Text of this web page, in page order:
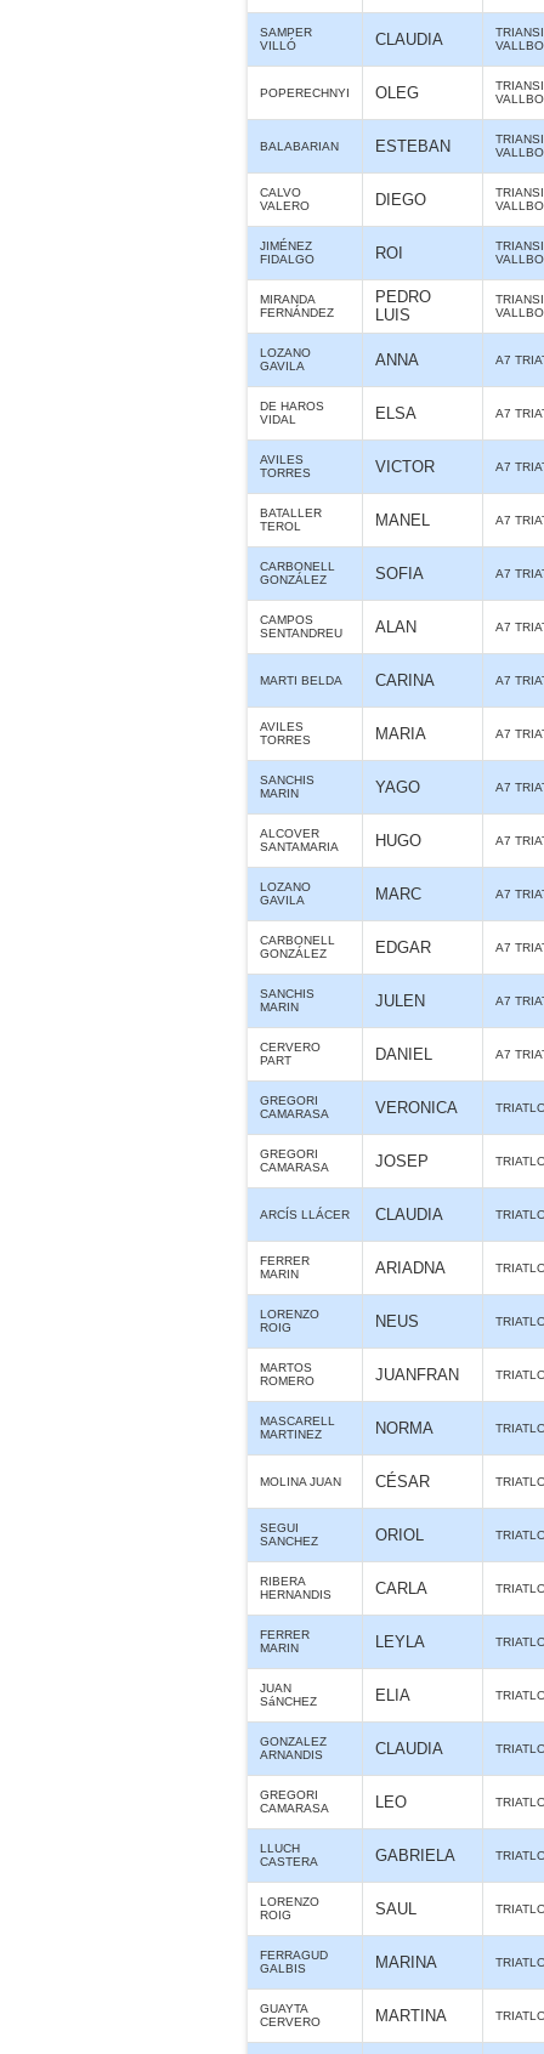
SAMPER
VILLÓ
CLAUDIA
POPERECHNYI OLEG
BALABARIAN ESTEBAN
CALVO
VALERO
DIEGO
JIMÉNEZ
FIDALGO
ROI
MIRANDA
FERNÁNDEZ
PEDRO
LUIS
LOZANO
GAVILA
ANNA A7
DE HAROS
VIDAL
ELSA A7
AVILES
TORRES
VICTOR A7
BATALLER
TEROL
MANEL A7
CARBONELL
GONZÁLEZ
SOFIA A7
CAMPOS
SENTANDREU
ALAN A7
MARTI BELDA CARINA A7
AVILES
TORRES
MARIA A7
SANCHIS
MARIN
YAGO A7
ALCOVER
SANTAMARIA
HUGO A7
LOZANO
GAVILA
MARC A7
CARBONELL
GONZÁLEZ
EDGAR A7
SANCHIS
MARIN
JULEN A7
CERVERO
PART
DANIEL A7
GREGORI
CAMARASA
VERONICA
GREGORI
CAMARASA
JOSEP
ARCÍS LLÁCER CLAUDIA
FERRER
MARIN
ARIADNA
LORENZO
ROIG
NEUS
MARTOS
ROMERO
JUANFRAN
MASCARELL
MARTINEZ
NORMA
MOLINA JUAN CÉSAR
SEGUI
SANCHEZ
ORIOL
RIBERA
HERNANDIS
CARLA
FERRER
MARIN
LEYLA
JUAN
SáNCHEZ
ELIA
GONZALEZ
ARNANDIS
CLAUDIA
GREGORI
CAMARASA
LEO
LLUCH
CASTERA
GABRIELA
LORENZO
ROIG
SAUL
FERRAGUD
GALBIS
MARINA
GUAYTA
CERVERO
MARTINA